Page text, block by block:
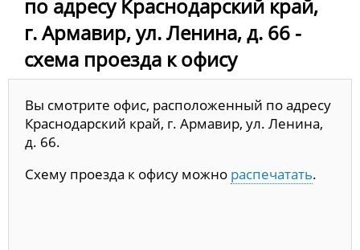
по адресу Краснодарский край,
г. Армавир, ул. Ленина, д. 66 -
схема проезда к офису
Вы смотрите офис, расположенный по адресу
Краснодарский край, г. Армавир, ул. Ленина,
д. 66.
Схему проезда к офису можно распечатать.